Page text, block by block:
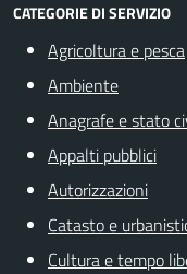
CATEGORIE DI SERVIZIO
Agricoltura e pesca
Ambiente
Anagrafe e stato
Appalti pubblici
Autorizzazioni
Catasto e
Cultura e tempo